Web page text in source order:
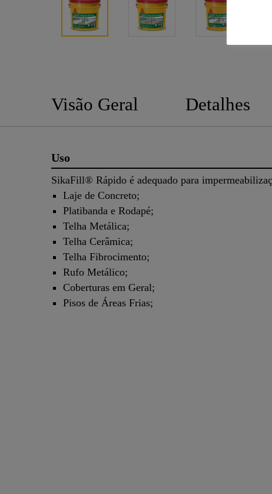
Visão Geral Detalhes
Uso
SikaFill® Rápido é adequado para
Laje de Concreto;
Platibanda e Rodapé;
Telha Metálica;
Telha Cerâmica;
Telha Fibrocimento;
Rufo Metálico;
Coberturas em Geral;
Pisos de Áreas Frias;